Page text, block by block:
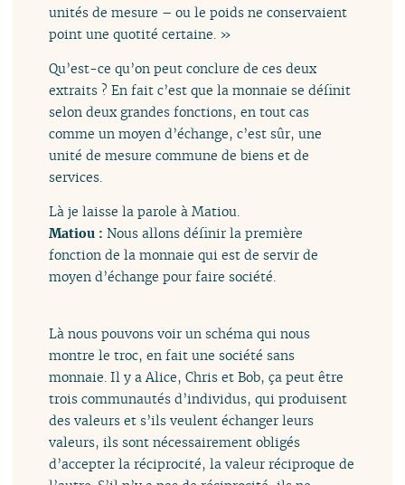
unités de mesure – ou le poids ne conservaient
point une quotité certaine. »
Qu’est-ce qu’on peut conclure de ces deux
extraits ? En fait c’est que la monnaie se définit
selon deux grandes fonctions, en tout cas
comme un moyen d’échange, c’est sûr, une
unité de mesure commune de biens et de
services.
Là je laisse la parole à Matiou.
Matiou :Nous allons définir la première
fonction de la monnaie qui est de servir de
moyen d’échange pour faire société.
Là nous pouvons voir un schéma qui nous
montre le troc, en fait une société sans
monnaie. Il y a Alice, Chris et Bob, ça peut être
trois communautés d’individus, qui produisent
des valeurs et s’ils veulent échanger leurs
valeurs, ils sont nécessairement obligés
d’accepter la réciprocité, la valeur réciproque de